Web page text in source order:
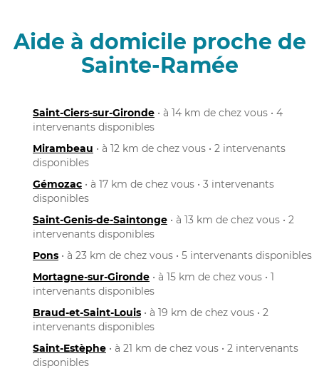
Aide à domicile proche de
Sainte-Ramée
Saint-Ciers-sur-Gironde • à 14 km de chez vous • 4
intervenants disponibles
Mirambeau • à 12 km de chez vous • 2 intervenants
disponibles
Gémozac • à 17 km de chez vous • 3 intervenants
disponibles
Saint-Genis-de-Saintonge • à 13 km de chez vous • 2
intervenants disponibles
Pons • à 23 km de chez vous • 5 intervenants disponibles
Mortagne-sur-Gironde • à 15 km de chez vous • 1
intervenants disponibles
Braud-et-Saint-Louis • à 19 km de chez vous • 2
intervenants disponibles
Saint-Estèphe • à 21 km de chez vous • 2 intervenants
disponibles